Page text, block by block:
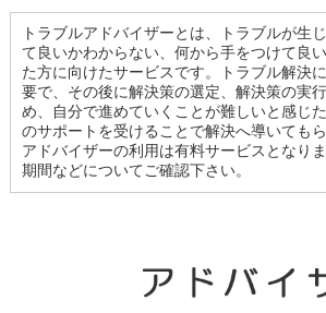
トラブルアドバイザーとは、トラブルが生
て良いかわからない、何から手をつけて良
た方に向けたサービスです。トラブル解決
要で、その後に解決策の選定、解決策の実
め、自分で進めていくことが難しいと感じ
のサポートを受けることで解決へ導いても
アドバイザーの利用は有料サービスとなり
期間などについてご確認下さい。